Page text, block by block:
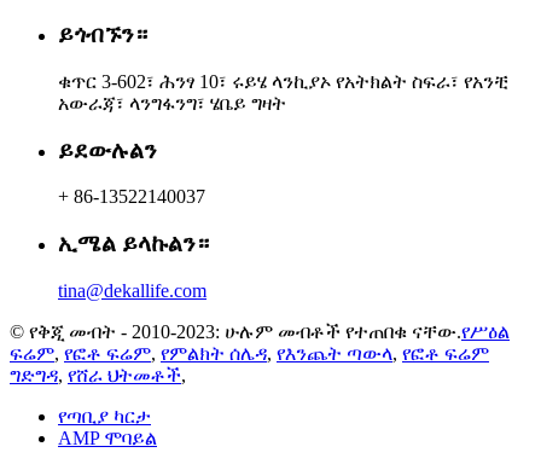
ይጎብኙን።
ቁጥር 3-602፣ ሕንፃ 10፣ ሩይሄ ላንኪያኦ የአትክልት ስፍራ፣ የአንቺ
አውራጃ፣ ላንግፋንግ፣ ሄቤይ ግዛት
ይደውሉልን
+ 86-13522140037
ኢሜል ይላኩልን።
tina@dekallife.com
© የቅጂ መብት - 2010-2023: ሁሉም መብቶች የተጠበቁ ናቸው.የሥዕል
ፍሬም, የፎቶ ፍሬም, የምልክት ሰሌዳ, የእንጨት ጣውላ, የፎቶ ፍሬም
ግድግዳ, የሸራ ህትመቶች,
የጣቢያ ካርታ
AMP ሞባይል